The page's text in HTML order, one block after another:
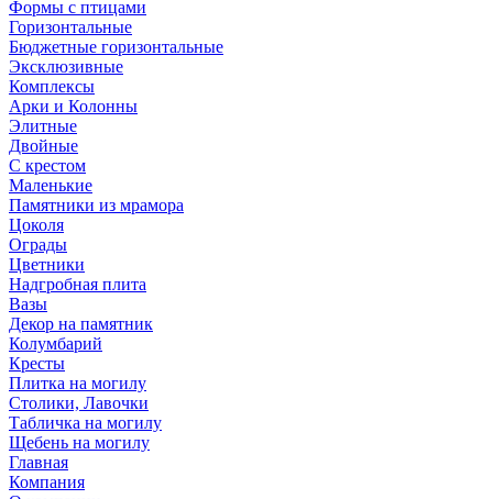
Формы с птицами
Горизонтальные
Бюджетные горизонтальные
Эксклюзивные
Комплексы
Арки и Колонны
Элитные
Двойные
С крестом
Маленькие
Памятники из мрамора
Цоколя
Ограды
Цветники
Надгробная плита
Вазы
Декор на памятник
Колумбарий
Кресты
Плитка на могилу
Столики, Лавочки
Табличка на могилу
Щебень на могилу
Главная
Компания